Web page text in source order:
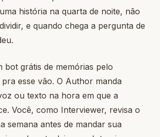
história na quarta de noite, não
e quando chega a pergunta de
bot grátis de memórias pelo
esse vão. O Author manda
ou texto na hora em que a
Você, como Interviewer, revisa o
semana antes de mandar sua